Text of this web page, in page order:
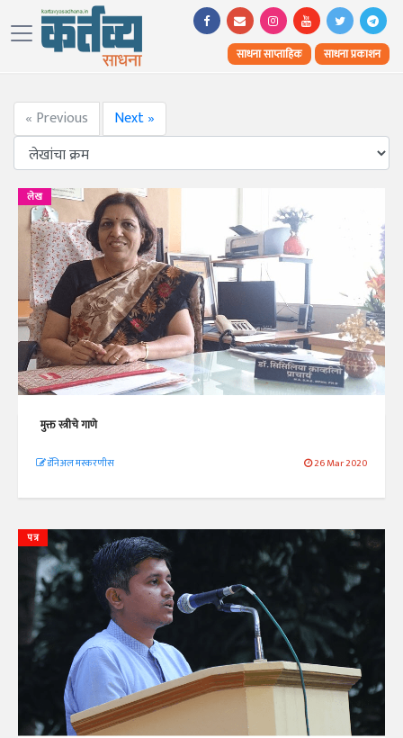
साधना साप्ताहिक साधना प्रकाशन
« Previous Next »
लेख
मुक्त स्त्रीचे गाणे
डॅनिअल मस्करणीस 26 Mar 2020
पत्र